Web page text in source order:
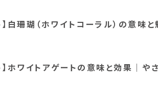
白珊瑚（ホワイトコーラル）の意味
ホワイトアゲートの意味と効果｜や